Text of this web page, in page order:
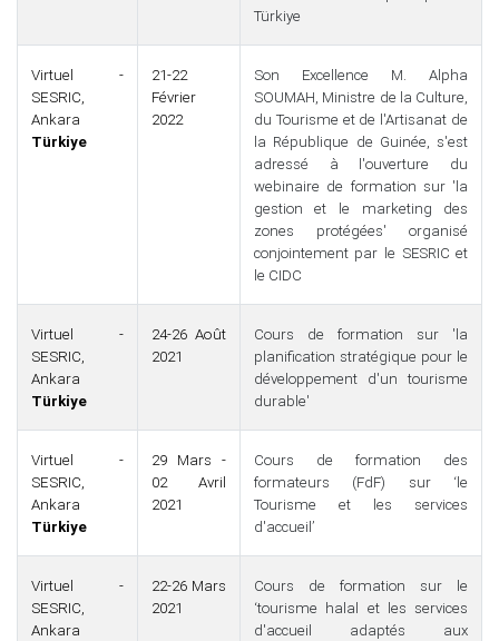
Türkiye
Virtuel -
SESRIC,
Ankara
Türkiye
21-22
Février
2022
Son Excellence M. Alpha
SOUMAH, Ministre de la Culture,
du Tourisme et de l'Artisanat de
la République de Guinée, s'est
adressé à l'ouverture du
webinaire de formation sur 'la
gestion et le marketing des
zones protégées' organisé
conjointement par le SESRIC et
le CIDC
Virtuel -
SESRIC,
Ankara
Türkiye
24-26 Août
2021
Cours de formation sur 'la
planification stratégique pour le
développement d'un tourisme
durable'
Virtuel -
SESRIC,
Ankara
Türkiye
29 Mars -
02 Avril
2021
Cours de formation des
formateurs (FdF) sur ‘le
Tourisme et les services
d'accueil’
Virtuel -
SESRIC,
Ankara
22-26 Mars
2021
Cours de formation sur le
‘tourisme halal et les services
d'accueil adaptés aux